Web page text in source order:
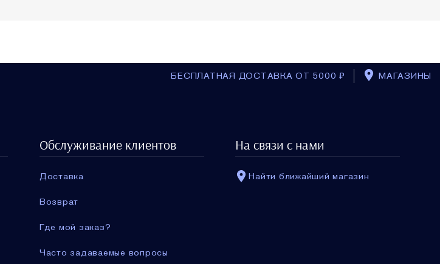
БЕСПЛАТНАЯ ДОСТАВКА ОТ 5000 ₽ МАГАЗИНЫ
Обслуживание клиентов
Доставка
Возврат
Где мой заказ?
Часто задаваемые вопросы
На связи с нами
Найти ближайший магазин